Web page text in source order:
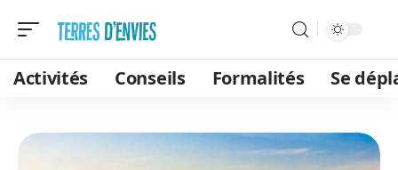
Activités Conseils Formalités Se